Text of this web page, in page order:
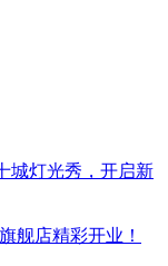
城灯光秀，开启新
舰店精彩开业！